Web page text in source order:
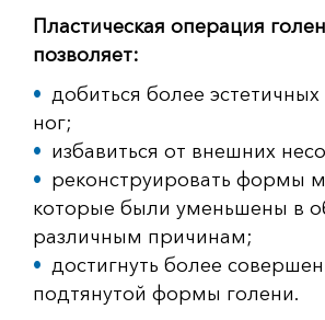
Пластическая операция
позволяет:
добиться более
ног;
избавиться от внешних
реконструировать формы
которые были уменьшены в
различным причинам;
достигнуть более
подтянутой формы голени.